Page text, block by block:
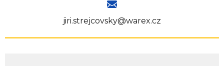
jiri.strejcovsky@warex.cz